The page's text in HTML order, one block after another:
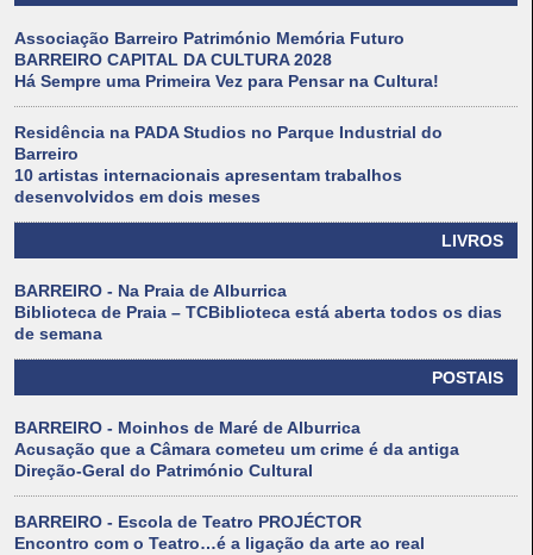
Associação Barreiro Património Memória Futuro
BARREIRO CAPITAL DA CULTURA 2028
Há Sempre uma Primeira Vez para Pensar na Cultura!
Residência na PADA Studios no Parque Industrial do
Barreiro
10 artistas internacionais apresentam trabalhos
desenvolvidos em dois meses
LIVROS
BARREIRO - Na Praia de Alburrica
Biblioteca de Praia – TCBiblioteca está aberta todos os dias
de semana
POSTAIS
BARREIRO - Moinhos de Maré de Alburrica
Acusação que a Câmara cometeu um crime é da antiga
Direção-Geral do Património Cultural
BARREIRO - Escola de Teatro PROJÉCTOR
Encontro com o Teatro…é a ligação da arte ao real